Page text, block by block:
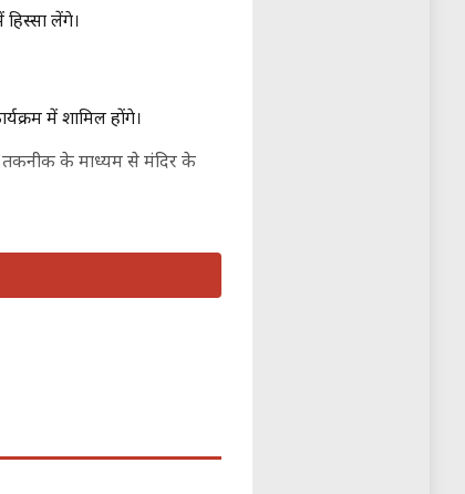
लेंगे।
में शामिल होंगे।
के माध्यम से मंदिर के
भाग लेंगे, जिन्होंने मंदिर की
रहा है।+1